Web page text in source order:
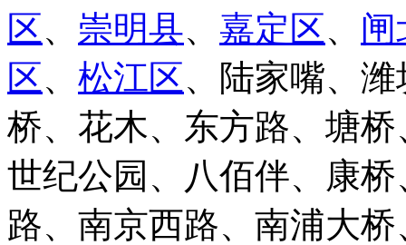
区、 崇明县、 嘉定区、 闸
区、 松江区、陆家嘴、
桥、花木、东方路、塘
世纪公园、八佰伴、康
路、南京西路、南浦大